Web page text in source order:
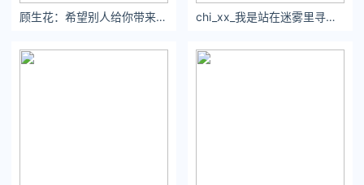
顾生花：希望别人给你带来的伤害，不会成为你一生的阴霾； chi_xx_我是站在迷雾里寻找伊甸的花